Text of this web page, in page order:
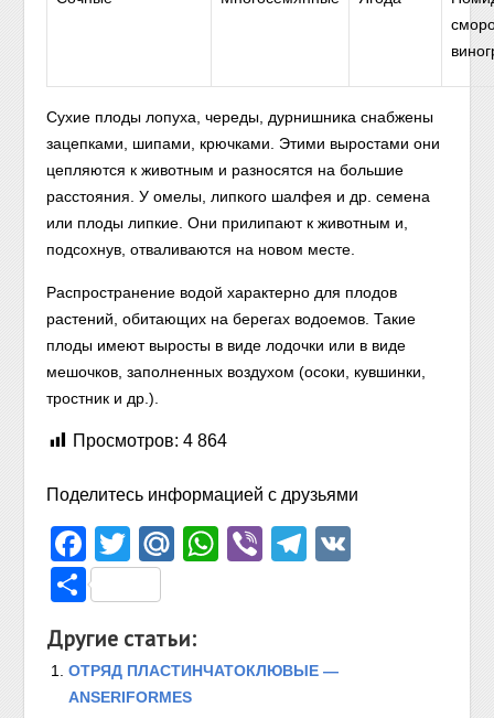
Сухие плоды лопуха, череды, дурнишника снабжены
зацепками, шипами, крючками. Этими выростами они
цепляются к животным и разносятся на большие
расстояния. У омелы, липкого шалфея и др. семена
или плоды липкие. Они прилипают к животным и,
подсохнув, отваливаются на новом месте.
Распространение водой характерно для плодов
растений, обитающих на берегах водоемов. Такие
плоды имеют выросты в виде лодочки или в виде
мешочков, заполненных воздухом (осоки, кувшинки,
тростник и др.).
Просмотров: 4 864
Поделитесь информацией с друзьями
Facebook
TwitterMail.Ru
WhatsApp
ViberTelegram
Отправить
Другие статьи:
ОТРЯД ПЛАСТИНЧАТОКЛЮВЫЕ —
ANSERIFORMES